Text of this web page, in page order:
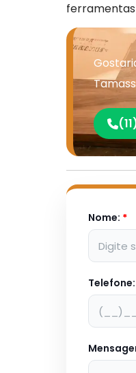
Nome: *
Telefone: